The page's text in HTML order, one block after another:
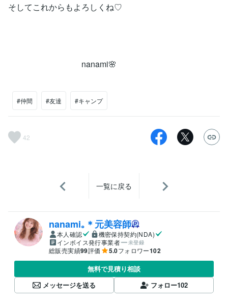
そしてこれからもよろしくね♡
nanami🌸
#仲間 #友達 #キャンプ
42
一覧に戻る
nanami｡＊元美容師
本人確認
機密保持契約(NDA)
インボイス発行事業者
未登録
総販売実績99評価 5.0フォロワー102
無料で見積り相談
メッセージを送る
フォロー102